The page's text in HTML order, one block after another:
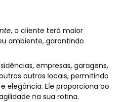
, o cliente terá maior
ambiente, garantindo
empresas, garagens,
outros locais, permitindo
elegância. Ele proporciona ao
na sua rotina.